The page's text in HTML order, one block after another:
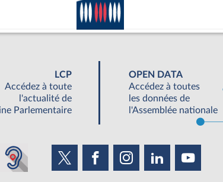
LCP
Accédez à toute
l'actualité de
Parlementaire
OPEN DATA
Accédez à toutes
les données de
l'Assemblée nationale